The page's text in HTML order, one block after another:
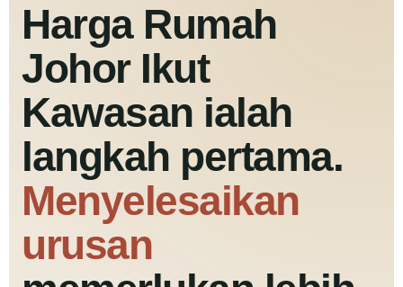
Harga Rumah
Johor Ikut
Kawasan ialah
langkah pertama.
Menyelesaikan
urusan